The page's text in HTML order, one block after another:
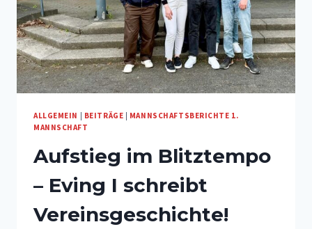
ALLGEMEIN BEITRÄGE
MANNSCHAFTSBERICHTE 1.
MANNSCHAFT
Aufstieg im Blitztempo
– Eving I schreibt
Vereinsgeschichte!